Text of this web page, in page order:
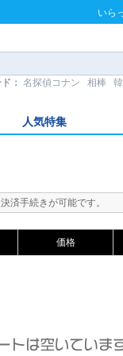
いら
： 名探偵コナン 相棒
人気特集
済手続きが可能です。
価格